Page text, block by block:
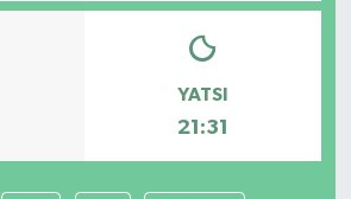
YATSI
21:31